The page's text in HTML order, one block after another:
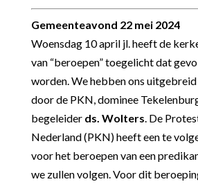
Gemeenteavond 22 mei 2024
Woensdag 10 april jl. heeft de
van “beroepen” toegelicht dat
worden. We hebben ons
door de PKN, dominee
begeleider ds. Wolters. De
Nederland (PKN) heeft een te
voor het beroepen van een
we zullen volgen.Voor dit